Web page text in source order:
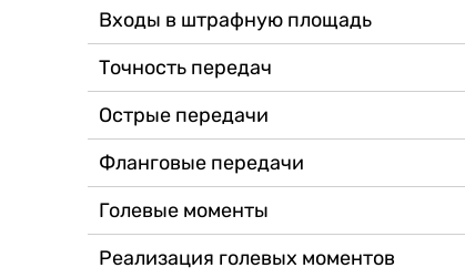
Входы в штрафную площадь
Точность передач
Острые передачи
Фланговые передачи
Голевые моменты
Реализация голевых моментов